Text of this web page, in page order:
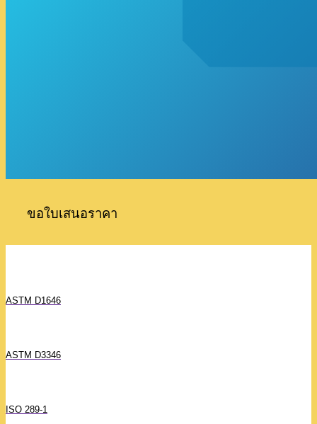
ขอใบเสนอราคา
ASTM D1646
ASTM D3346
ISO 289-1